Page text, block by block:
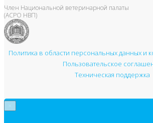
Член Национальной ветеринарной палаты
(АСРО НВП)
Политика в области персональных данных и
Пользовательское
Техническая поддержка